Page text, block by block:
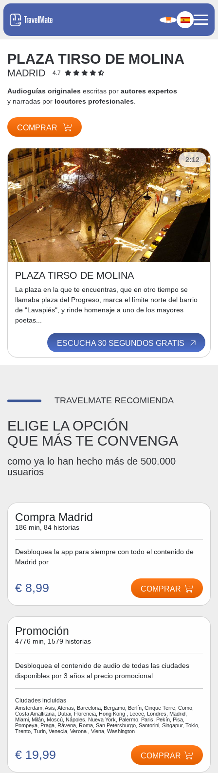
PLAZA TIRSO DE MOLINA
MADRID 4.7
Audioguías originales escritas por autores expertos
y narradas por locutores profesionales
COMPRAR
2:12
PLAZA TIRSO DE MOLINA
La plaza en la que te encuentras, que en otro tiempo se
llamaba plaza del Progreso, marca el límite norte del barrio
de "Lavapiés", y rinde homenaje a uno de los mayores
poetas...
ESCUCHA 30 SEGUNDOS GRATIS
TRAVELMATE RECOMIENDA
ELIGE LA OPCIÓN
QUE MÁS TE CONVENGA
como ya lo han hecho más de 500.000
usuarios
Compra Madrid
186 min, 84 historias
Desbloquea la app para siempre con todo el contenido de
Madrid por
€ 8,99 COMPRAR
Promoción
4776 min, 1579 historias
Desbloquea el contenido de audio de todas las ciudades
disponibles por 3 años al precio promocional
Ciudades incluidas
Amsterdam, Asis, Atenas, Barcelona, Bergamo, Berlín, Cinque Terre, Como,
Costa Amalfitana, Dubai, Florencia, Hong Kong , Lecce, Londres, Madrid,
Miami, Milán, Moscù, Nápoles, Nueva York, Palermo, Paris, Pekín, Pisa,
Pompeya, Praga, Rávena, Roma, San Petersburgo, Santorini, Singapur, Tokio,
Trento, Turin, Venecia, Verona , Viena, Washington
€ 19,99 COMPRAR